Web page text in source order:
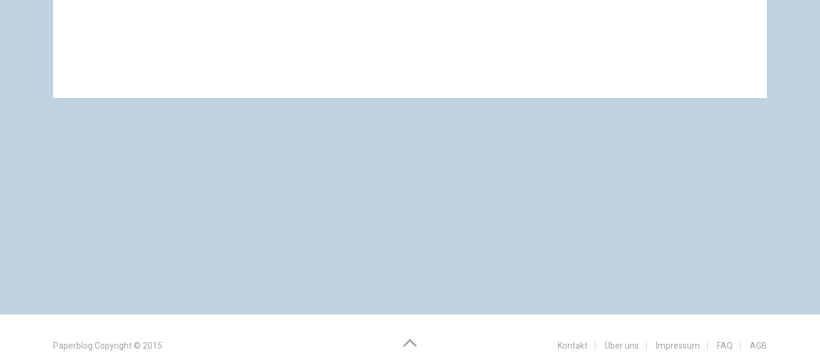
Paperblog Copyright © 2015. Kontakt Über uns Impressum FAQ AGB